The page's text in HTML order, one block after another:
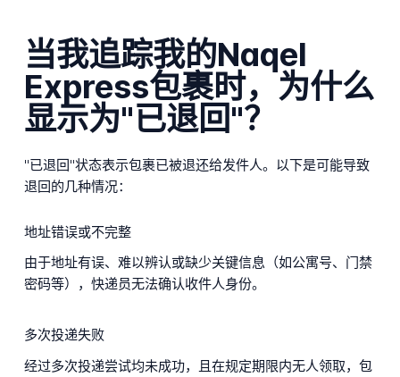
当我追踪我的Naqel
Express包裹时，为什么
显示为"已退回"？
"已退回"状态表示包裹已被退还给发件人。以下是可能导致
退回的几种情况：
地址错误或不完整
由于地址有误、难以辨认或缺少关键信息（如公寓号、门禁
密码等），快递员无法确认收件人身份。
多次投递失败
经过多次投递尝试均未成功，且在规定期限内无人领取，包